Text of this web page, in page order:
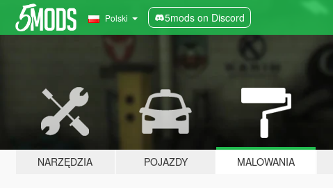
Polski 5mods on Discord
NARZĘDZIA POJAZDY MALOWANIA